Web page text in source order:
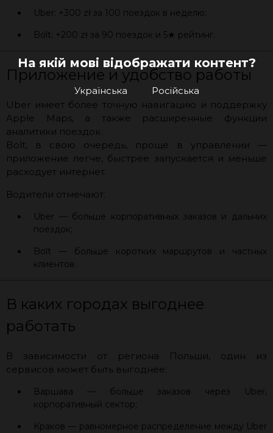
На якій мові відображати контент?
Українська Російська
Uber: +300 zł за 100 поездок в неделю;
Bolt: +200 zł за 90 поездок и 5★ рейтинг.
Приложение и удобство работы
Uber имеет более точную навигацию и поддержку
Apple Maps, а также расширенные функции
аналитики поездок.
Bolt, в свою очередь, проще в управлении —
приложение легче, быстрее запускается и меньше
расходует интернет.
Водители отмечают:
Uber — больше корпоративных заказов и дальних
поездок;
Bolt — больше коротких маршрутов и частных
клиентов.
В каких городах выгоднее
работать
В зависимости от региона Польши, один из
сервисов может быть выгоднее:
Варшава — больше заказов через Uber,
корпоративный сектор;
Краков — равномерное распределение между Uber